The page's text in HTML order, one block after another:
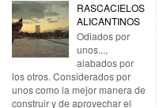
RASCACIELOS
ALICANTINOS
Odiados por
unos...,
alabados por
los otros. Considerados por
unos como la mejor manera de
construir y de aprovechar el